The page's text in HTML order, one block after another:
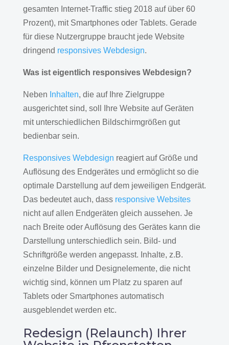
gesamten Internet-Traffic stieg 2018 auf über 60
Prozent), mit Smartphones oder Tablets. Gerade
für diese Nutzergruppe braucht jede Website
dringend responsives Webdesign.
Was ist eigentlich responsives Webdesign?
Neben Inhalten, die auf Ihre Zielgruppe
ausgerichtet sind, soll Ihre Website auf Geräten
mit unterschiedlichen Bildschirmgrößen gut
bedienbar sein.
Responsives Webdesign reagiert auf Größe und
Auflösung des Endgerätes und ermöglicht so die
optimale Darstellung auf dem jeweiligen Endgerät.
Das bedeutet auch, dass responsive Websites
nicht auf allen Endgeräten gleich aussehen. Je
nach Breite oder Auflösung des Gerätes kann die
Darstellung unterschiedlich sein. Bild- und
Schriftgröße werden angepasst. Inhalte, z.B.
einzelne Bilder und Designelemente, die nicht
wichtig sind, können um Platz zu sparen auf
Tablets oder Smartphones automatisch
ausgeblendet werden etc.
Redesign (Relaunch) Ihrer